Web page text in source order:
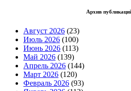
Архив
Август 2026 (23)
Июль 2026 (100)
Июнь 2026 (113)
Май 2026 (139)
Апрель 2026 (144)
Март 2026 (120)
Февраль 2026 (93)